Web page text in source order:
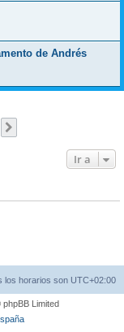
de Andrés
Ir a
los horarios son UTC+02:00
Limited